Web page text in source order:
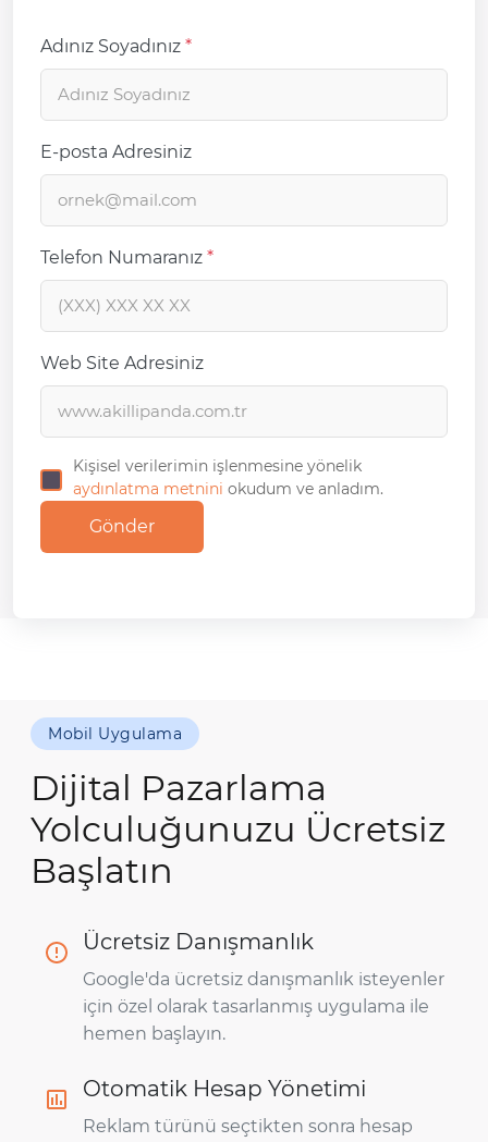
Adınız Soyadınız *
E-posta Adresiniz
Telefon Numaranız *
Web Site Adresiniz
Kişisel verilerimin işlenmesine yönelik
aydınlatma metnini okudum ve anladım.
Gönder
Mobil Uygulama
Dijital Pazarlama
Yolculuğunuzu Ücretsiz
Başlatın
Ücretsiz Danışmanlık
Google'da ücretsiz danışmanlık isteyenler
için özel olarak tasarlanmış uygulama ile
hemen başlayın.
Otomatik Hesap Yönetimi
Reklam türünü seçtikten sonra hesap